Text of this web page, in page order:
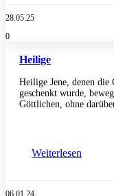
28.05.25
0
Heilige
Heilige Jene, denen die
geschenkt wurde,
Göttlichen, ohne
Weiterlesen